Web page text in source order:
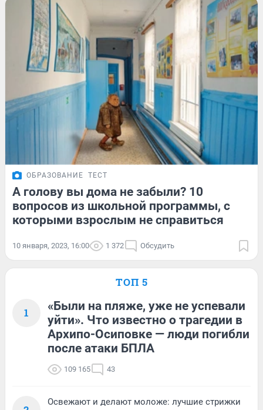
ОБРАЗОВАНИЕ ТЕСТ
А голову вы дома не забыли? 10
вопросов из школьной программы, с
которыми взрослым не справиться
10 января, 2023, 16:00 1 372 Обсудить
ТОП 5
1
«Были на пляже, уже не успевали
уйти». Что известно о трагедии в
Архипо-Осиповке — люди погибли
после атаки БПЛА
109 165 43
Освежают и делают моложе: лучшие стрижки